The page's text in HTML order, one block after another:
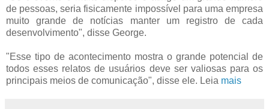
de pessoas, seria fisicamente impossível para uma empresa
muito grande de notícias manter um registro de cada
desenvolvimento", disse George.
"Esse tipo de acontecimento mostra o grande potencial de
todos esses relatos de usuários deve ser valiosas para os
principais meios de comunicação", disse ele. Leia mais